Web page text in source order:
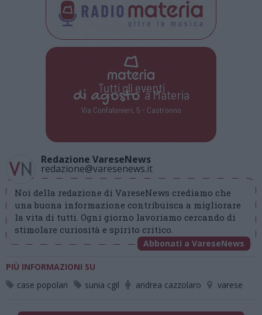
Tutti gli eventi
di agostoa Materia
Via Confalonieri, 5 - Castronno
Redazione VareseNews
redazione@varesenews.it
Noi della redazione di VareseNews crediamo che
una buona informazione contribuisca a migliorare
la vita di tutti. Ogni giorno lavoriamo cercando di
stimolare curiosità e spirito critico.
Abbonati a VareseNews
PIÙ INFORMAZIONI SU
case popolari
sunia cgil andrea cazzolaro varese